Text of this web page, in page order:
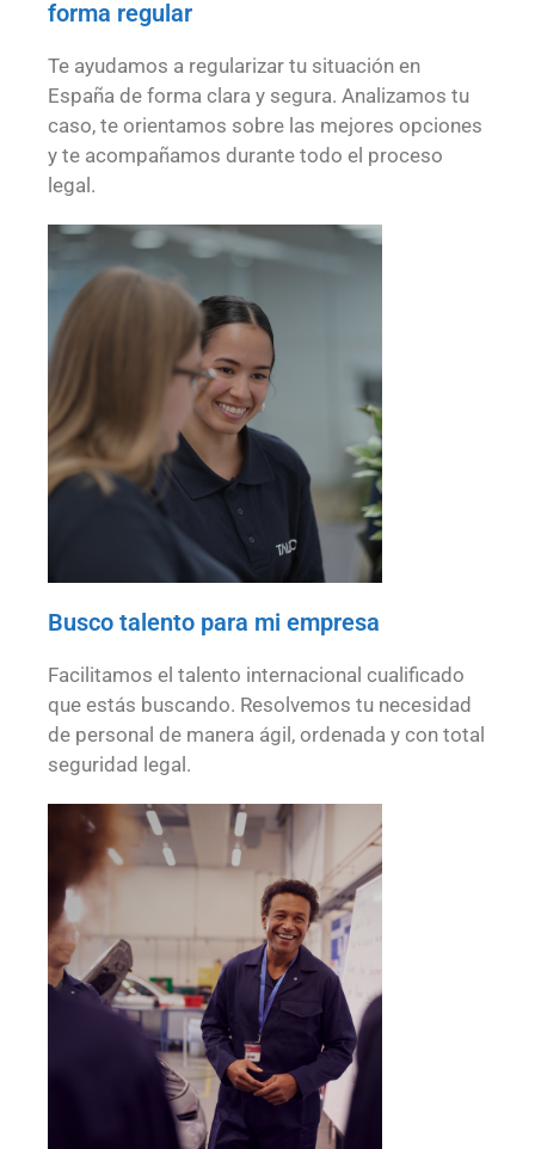
forma regular
Te ayudamos a regularizar tu situación en
España de forma clara y segura. Analizamos tu
caso, te orientamos sobre las mejores opciones
y te acompañamos durante todo el proceso
legal.
Busco talento para mi empresa
Facilitamos el talento internacional cualificado
que estás buscando. Resolvemos tu necesidad
de personal de manera ágil, ordenada y con total
seguridad legal.